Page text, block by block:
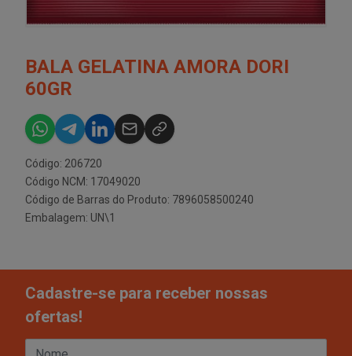
BALA GELATINA AMORA DORI
60GR
Código: 206720
Código NCM: 17049020
Código de Barras do Produto: 7896058500240
Embalagem: UN\1
Cadastre-se para receber nossas
ofertas!